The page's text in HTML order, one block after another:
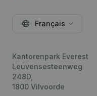
Français
Kantorenpark Everest
Leuvensesteenweg
248D,
1800 Vilvoorde